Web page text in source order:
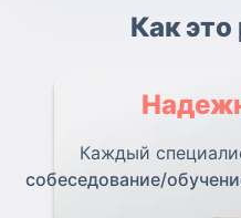
Как это
Каждый
собеседование/